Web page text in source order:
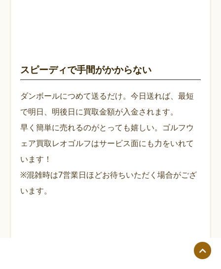
スピーディで手間がかからない
ダンボールにつめて送るだけ。今日送れば、最短
で明日、明後日に買取金額が入金されます。
早く簡単に売れるのがとっても嬉しい。ゴルフウ
ェア買取レオゴルフはサービス面にも力をいれて
います！
※混雑時は7営業日ほどお待ちいただく場合がござ
います。